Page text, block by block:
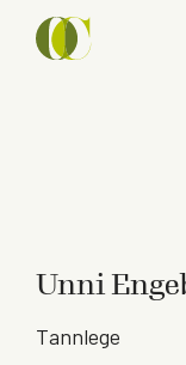
Unni
Tannlege